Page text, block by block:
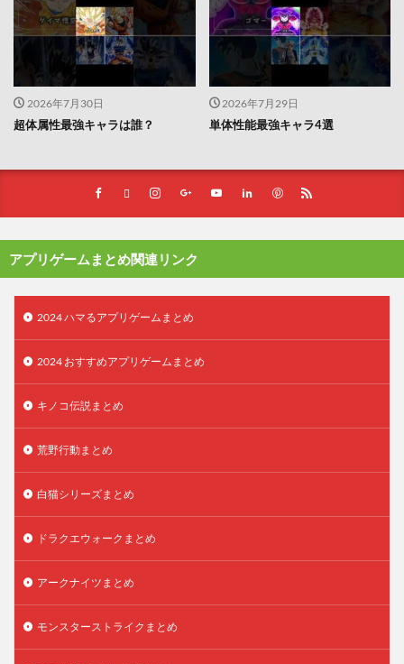
2026年7月30日
超体属性最強キャラは誰？
2026年7月29日
単体性能最強キャラ4選
アプリゲームまとめ関連リンク
2024 ハマるアプリゲームまとめ
2024 おすすめアプリゲームまとめ
キノコ伝説まとめ
荒野行動まとめ
白猫シリーズまとめ
ドラクエウォークまとめ
アークナイツまとめ
モンスターストライクまとめ